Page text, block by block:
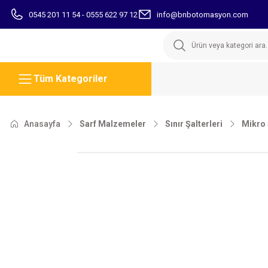
0545 201 11 54 - 0555 622 97 12 info@bnbotomasyon.com
Tüm Kategoriler
Anasayfa Sarf Malzemeler Sınır Şalterleri Mikro